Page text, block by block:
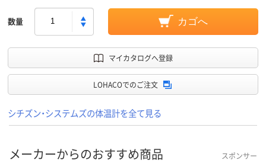
数量 カゴへ
マイカタログへ登録
LOHACOでのご注文
シチズン・システムズの体温計を全て見る
メーカーからのおすすめ商品 スポンサー